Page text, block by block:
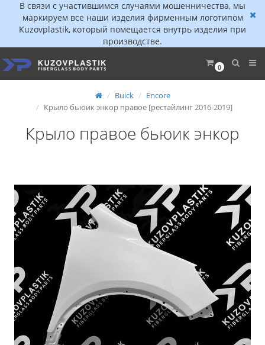
В связи с участившимся случаями мошенничества, мы
маркируем все наши изделия фирменным логотипом
Kuzovplastik, который помещается внутрь изделия при
производстве.
0
Buick
Encore
Крыло бьюик энкор правое [рестайлинг 2016-2019]
Крыло правое бьюик энкор